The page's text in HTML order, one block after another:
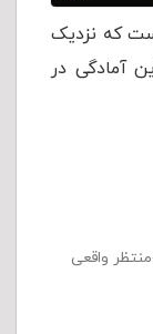
كه نزدیک
آمادگی در
منتظر واقعی